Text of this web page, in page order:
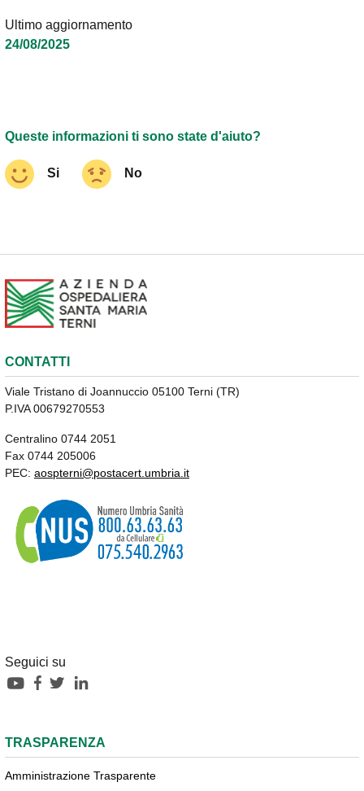
Ultimo aggiornamento
24/08/2025
Queste informazioni ti sono state d'aiuto?
Si No
CONTATTI
Viale Tristano di Joannuccio 05100 Terni (TR)
P.IVA 00679270553
Centralino 0744 2051
Fax 0744 205006
PEC: aospterni@postacert.umbria.it
Seguici su
TRASPARENZA
Amministrazione Trasparente